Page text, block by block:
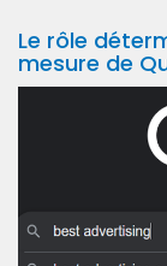
Le rôle
mesure de